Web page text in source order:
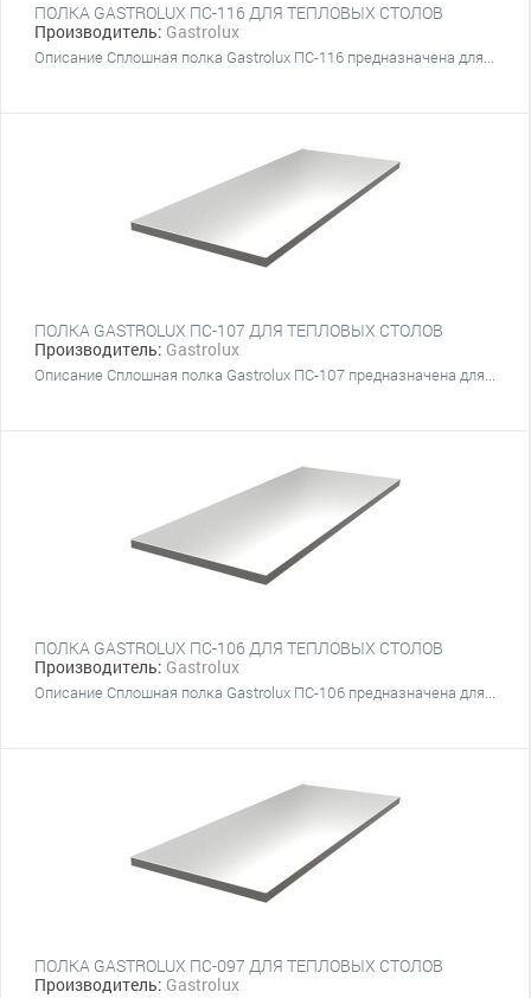
ПОЛКА GASTROLUX ПС-116 ДЛЯ ТЕПЛОВЫХ СТОЛОВ
Производитель: Gastrolux
Описание Сплошная полка Gastrolux ПС-116 предназначена для...
ПОЛКА GASTROLUX ПС-107 ДЛЯ ТЕПЛОВЫХ СТОЛОВ
Производитель: Gastrolux
Описание Сплошная полка Gastrolux ПС-107 предназначена для...
ПОЛКА GASTROLUX ПС-106 ДЛЯ ТЕПЛОВЫХ СТОЛОВ
Производитель: Gastrolux
Описание Сплошная полка Gastrolux ПС-106 предназначена для...
ПОЛКА GASTROLUX ПС-097 ДЛЯ ТЕПЛОВЫХ СТОЛОВ
Производитель: Gastrolux